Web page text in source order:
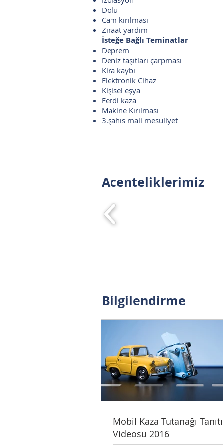
Dolu
Cam kırılması
Ziraat yardım
İsteğe Bağlı Teminatlar
Deprem
Deniz taşıtları çarpması
Kira kaybı
Elektronik Cihaz
Kişisel eşya
Ferdi kaza
Makine Kırılması
3.şahıs mali mesuliyet
Acenteliklerimiz
Bilgilendirme
Mobil Kaza Tutanağı
Videosu 2016